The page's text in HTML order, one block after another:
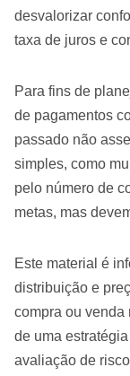
desvalorizar
taxa de juros e
Para fins de
de pagamentos
passado não
simples, como
pelo número de
metas, mas
Este material é
distribuição e
compra ou venda
de uma
avaliação de